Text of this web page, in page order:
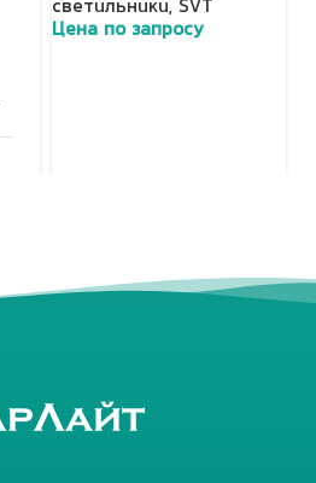
светильники, SVT
Цена по запросу